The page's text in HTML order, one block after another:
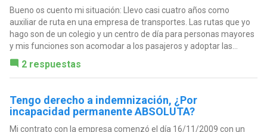
Bueno os cuento mi situación: Llevo casi cuatro años como
auxiliar de ruta en una empresa de transportes. Las rutas que yo
hago son de un colegio y un centro de día para personas mayores
y mis funciones son acomodar a los pasajeros y adoptar las...
2 respuestas
Tengo derecho a indemnización, ¿Por
incapacidad permanente ABSOLUTA?
Mi contrato con la empresa comenzó el día 16/11/2009 con un